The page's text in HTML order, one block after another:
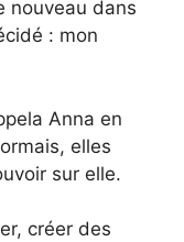
nouveau dans
: mon
Anna en
elles
sur elle.
créer des